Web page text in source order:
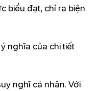
biểu đạt, chỉ ra biện
nghĩa của chi tiết
nghĩ cá nhân. Với